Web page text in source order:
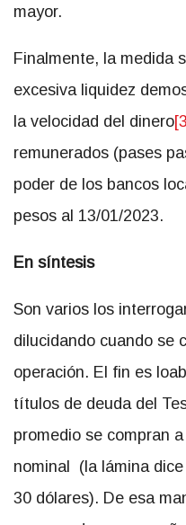
mayor.
Finalmente, la medida
excesiva liquidez
la velocidad del dinero
remunerados (pases
poder de los bancos
pesos al 13/01/2023.
En síntesis
Son varios los
dilucidando cuando se
operación. El fin es
títulos de deuda del
promedio se compran
nominal (la lámina
30 dólares). De esa